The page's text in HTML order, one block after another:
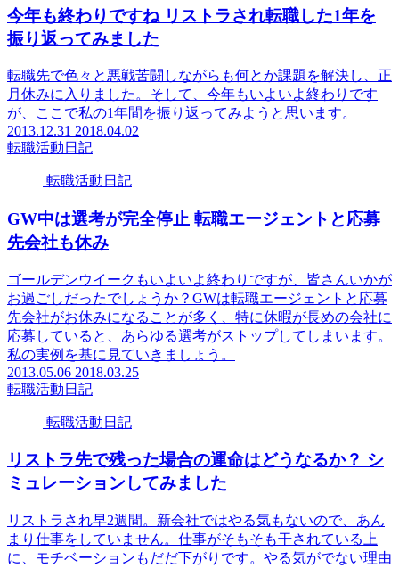
今年も終わりですね リストラされ転職した1年を
振り返ってみました
転職先で色々と悪戦苦闘しながらも何とか課題を解決し、正
月休みに入りました。そして、今年もいよいよ終わりです
が、ここで私の1年間を振り返ってみようと思います。
2013.12.31 2018.04.02
転職活動日記
転職活動日記
GW中は選考が完全停止 転職エージェントと応募
先会社も休み
ゴールデンウイークもいよいよ終わりですが、皆さんいかが
お過ごしだったでしょうか？GWは転職エージェントと応募
先会社がお休みになることが多く、特に休暇が長めの会社に
応募していると、あらゆる選考がストップしてしまいます。
私の実例を基に見ていきましょう。
2013.05.06 2018.03.25
転職活動日記
転職活動日記
リストラ先で残った場合の運命はどうなるか？ シ
ミュレーションしてみました
リストラされ早2週間。新会社ではやる気もないので、あん
まり仕事をしていません。仕事がそもそも干されている上
に、モチベーションもだだ下がりです。やる気がでない理由